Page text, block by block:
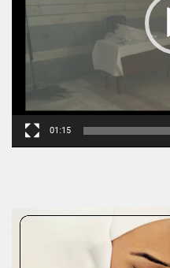
01:15